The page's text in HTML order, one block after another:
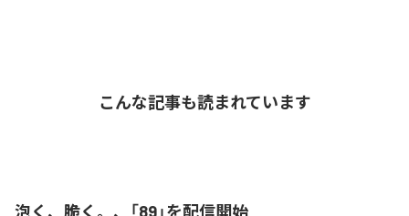
こんな記事も読まれています
泡く、脆く。、「89」を配信開始